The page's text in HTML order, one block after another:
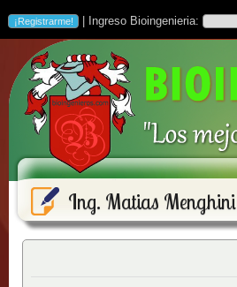
| Ingreso Bioingenieria:
Ing. Matias Menghini